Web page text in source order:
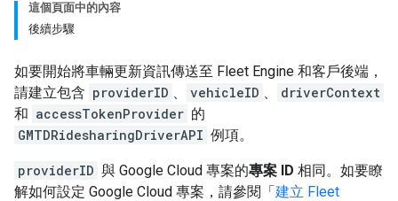
這個頁面中的內容
後續步驟
如要開始將車輛更新資訊傳送至 Fleet Engine 和客戶後端，
請建立包含 providerID 、 vehicleID 、
driverContext
和 accessTokenProvider 的
GMTDRidesharingDriverAPI 例項。
providerID 與 Google Cloud 專案的專案 ID 相同。如要瞭
解如何設定 Google Cloud 專案，請參閱「建立 Fleet